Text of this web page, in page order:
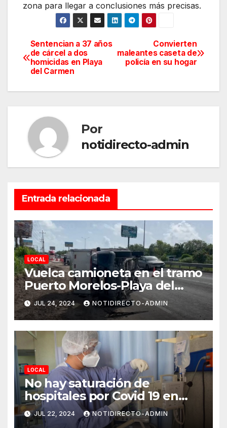
zona para llegar a conclusiones más precisas.
Navegación
de
entradas
Convierten
maleantes caseta de
policía en su hogar
Sentencian a 37 años
de cárcel a dos
homicidas en Playa
del Carmen
Por
notidirecto-admin
Entrada relacionada
LOCAL
Vuelca camioneta en el tramo
Puerto Morelos-Playa del
Carmen
JUL 24, 2024 NOTIDIRECTO-ADMIN
LOCAL
No hay saturación de
hospitales por Covid 19 en
Playa del Carmen
JUL 22, 2024 NOTIDIRECTO-ADMIN